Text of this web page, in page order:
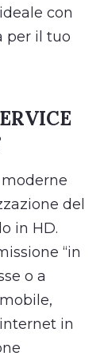
con
per il tuo
del
in HD.
“in
o a
in